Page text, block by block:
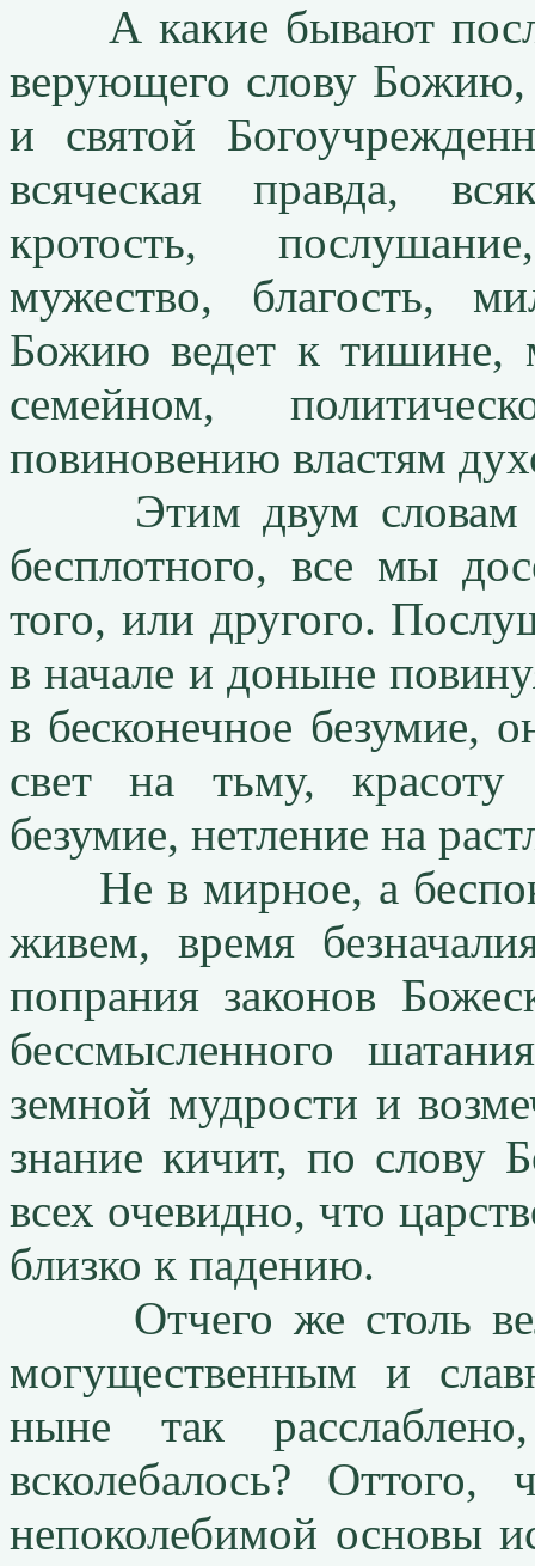
А какие бывают
верующего слову
и святой
всяческая правда,
кротость,
мужество, благость,
Божию ведет к тишине,
семейном,
повиновению властям
Этим двум словам –
бесплотного, все мы
того, или другого.
в начале и доныне
в беcконечное безумие,
свет на тьму, красоту
безумие, нетление на
Не в мирное, а
живем, время
попрания законов
бессмысленного
земной мудрости и
знание кичит, по слову
всех очевидно, что
близко к падению.
Отчего же столь
могущественным и
ныне так
всколебалось?
непоколебимой основы